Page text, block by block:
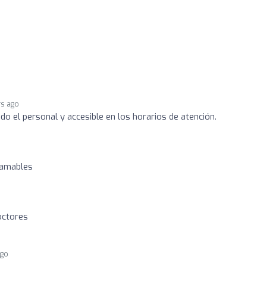
ago
el personal y accesible en los horarios de atención.